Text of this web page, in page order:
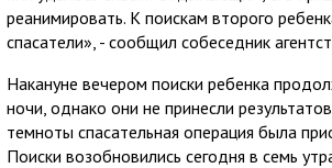
реанимировать. К поискам второго
спасатели», - сообщил собеседник
Накануне вечером поиски ребенка
ночи, однако они не принесли
темноты спасательная операция была
Поиски возобновились сегодня в семь